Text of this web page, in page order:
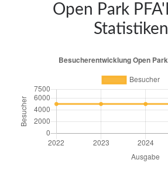
Open Park
Statistiken